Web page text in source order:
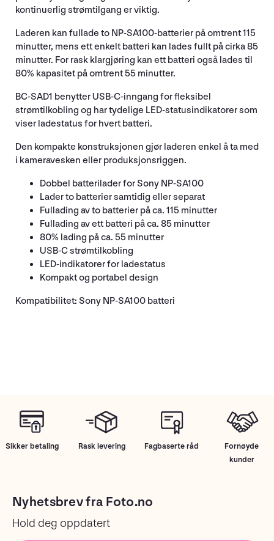
kontinuerlig strømtilgang er viktig.
Laderen kan fullade to NP-SA100-batterier på omtrent 115
minutter, mens ett enkelt batteri kan lades fullt på cirka 85
minutter. For rask klargjøring kan ett batteri også lades til
80% kapasitet på omtrent 55 minutter.
BC-SAD1 benytter USB-C-inngang for fleksibel
strømtilkobling og har tydelige LED-statusindikatorer som
viser ladestatus for hvert batteri.
Den kompakte konstruksjonen gjør laderen enkel å ta med
i kameravesken eller produksjonsriggen.
Dobbel batterilader for Sony NP-SA100
Lader to batterier samtidig eller separat
Fullading av to batterier på ca. 115 minutter
Fullading av ett batteri på ca. 85 minutter
80% lading på ca. 55 minutter
USB-C strømtilkobling
LED-indikatorer for ladestatus
Kompakt og portabel design
Kompatibilitet: Sony NP-SA100 batteri
Sikker betaling Rask levering Fagbaserte råd
Fornøyde
kunder
Nyhetsbrev fra Foto.no
Hold deg oppdatert